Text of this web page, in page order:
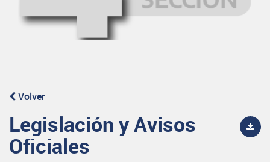
Volver
Legislación y Avisos
Oficiales